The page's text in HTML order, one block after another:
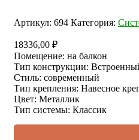
Артикул: 694 Категория:
18336,00 ₽
Помещение: на балкон
Тип конструкции:
Стиль: современный
Тип крепления: Навесное
Цвет: Металлик
Тип системы: Классик